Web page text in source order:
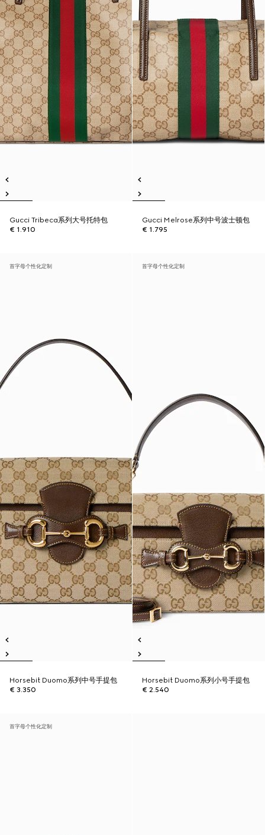
Gucci Tribeca系列大号托特包
€ 1.910
Gucci Melrose系列中号波士顿包
€ 1.795
首字母个性化定制
Horsebit Duomo系列中号手提包
€ 3.350
首字母个性化定制
Horsebit Duomo系列小号手提包
€ 2.540
首字母个性化定制